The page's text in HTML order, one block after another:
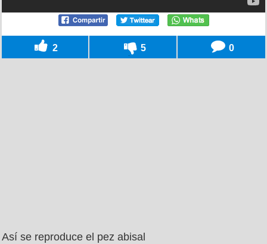
2 5 0
Así se reproduce el pez abisal